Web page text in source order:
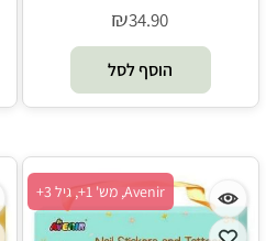
₪34.90
הוסף לסל
Avenir, מש' 1+, גיל 3+